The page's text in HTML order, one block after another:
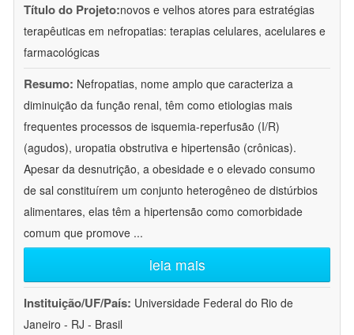
Título do Projeto:novos e velhos atores para estratégias
terapêuticas em nefropatias: terapias celulares, acelulares e
farmacológicas
Resumo: Nefropatias, nome amplo que caracteriza a
diminuição da função renal, têm como etiologias mais
frequentes processos de isquemia-reperfusão (I/R)
(agudos), uropatia obstrutiva e hipertensão (crônicas).
Apesar da desnutrição, a obesidade e o elevado consumo
de sal constituírem um conjunto heterogêneo de distúrbios
alimentares, elas têm a hipertensão como comorbidade
comum que promove ...
leia mais
Instituição/UF/País: Universidade Federal do Rio de
Janeiro - RJ - Brasil